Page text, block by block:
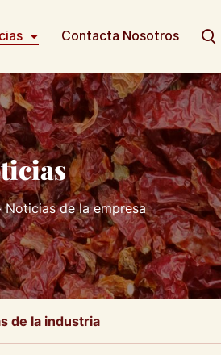
Contacta Nosotros
Noticias de la empresa
de la industria